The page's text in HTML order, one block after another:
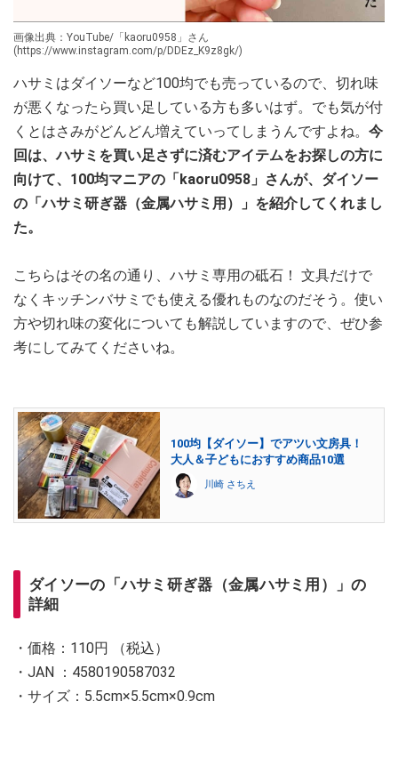
画像出典：YouTube/「kaoru0958」さん
(https://www.instagram.com/p/DDEz_K9z8gk/)
ハサミはダイソーなど100均でも売っているので、切れ味
が悪くなったら買い足している方も多いはず。でも気が付
くとはさみがどんどん増えていってしまうんですよね。 今
回は、ハサミを買い足さずに済むアイテムをお探しの方に
向けて、100均マニアの「kaoru0958」さんが、ダイソー
の「ハサミ研ぎ器（金属ハサミ用）」を紹介してくれまし
た。
こちらはその名の通り、ハサミ専用の砥石！ 文具だけで
なくキッチンバサミでも使える優れものなのだそう。使い
方や切れ味の変化についても解説していますので、ぜひ参
考にしてみてくださいね。
100均【ダイソー】でアツい文房具！
大人＆子どもにおすすめ商品10選
川崎 さちえ
ダイソーの「ハサミ研ぎ器（金属ハサミ用）」の
詳細
・価格：110円 （税込）
・JAN ：4580190587032
・サイズ：5.5cm×5.5cm×0.9cm